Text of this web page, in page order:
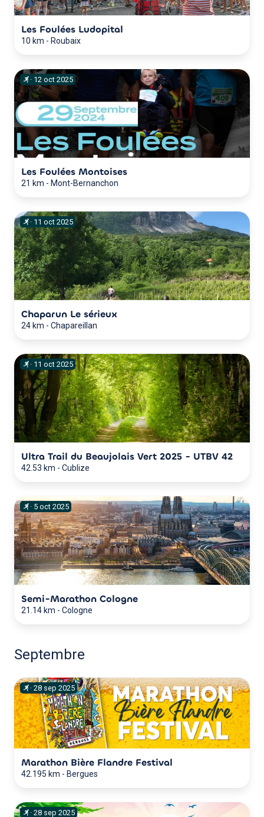
Les Foulées Ludopital
10 km - Roubaix
· 12 oct 2025
Les Foulées Montoises
21 km - Mont-Bernanchon
· 11 oct 2025
Chaparun Le sérieux
24 km - Chapareillan
· 11 oct 2025
Ultra Trail du Beaujolais Vert 2025 - UTBV 42
42.53 km - Cublize
· 5 oct 2025
Semi-Marathon Cologne
21.14 km - Cologne
Septembre
· 28 sep 2025
Marathon Bière Flandre Festival
42.195 km - Bergues
· 28 sep 2025